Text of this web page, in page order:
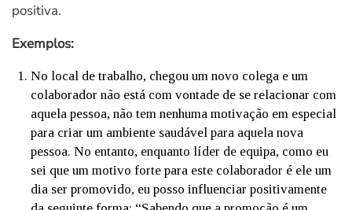
positiva.
Exemplos:
No local de trabalho, chegou um novo colega e um
colaborador não está com vontade de se relacionar com
aquela pessoa, não tem nenhuma motivação em especial
para criar um ambiente saudável para aquela nova
pessoa. No entanto, enquanto líder de equipa, como eu
sei que um motivo forte para este colaborador é ele um
dia ser promovido, eu posso influenciar positivamente